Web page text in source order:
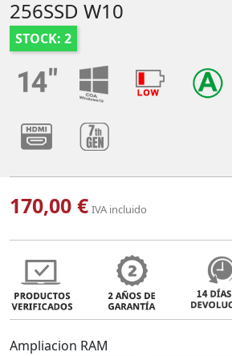
256SSD W10
STOCK: 2
170,00 € IVA incluido
Ampliacion RAM